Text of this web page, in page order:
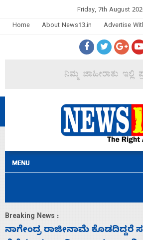
Friday, 7th August
Home
About News13.in Advertise
Breaking News :
ಸಚಿವ ಸಂಪುಟ ವಿಸ್ತರಣೆ ಮಾಡಿದ್ದು